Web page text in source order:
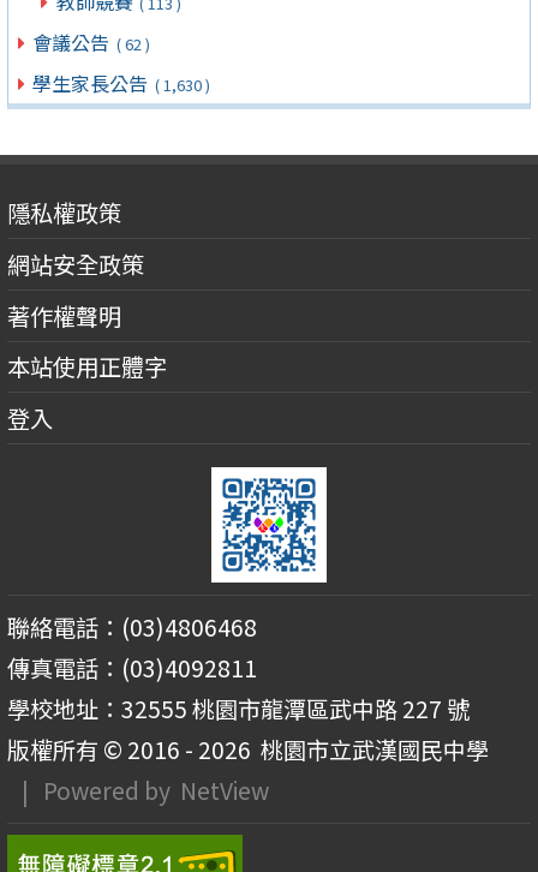
會議公告 ( 62 )
學生家長公告 ( 1,630 )
隱私權政策
網站安全政策
著作權聲明
本站使用正體字
登入
聯絡電話：(03)4806468
傳真電話：(03)4092811
學校地址：32555 桃園市龍潭區武中路 227 號
版權所有 © 2016 - 2026 桃園市立武漢國民中學
| Powered by NetView